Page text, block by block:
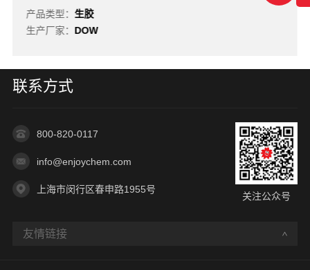
产品类型： 生胶
生产厂家： DOW
联系方式
800-820-0117
info@enjoychem.com
上海市闵行区春申路1955号
关注公众号
友情链接